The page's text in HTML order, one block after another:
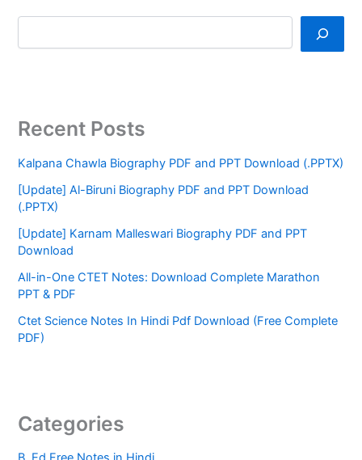
Recent Posts
Kalpana Chawla Biography PDF and PPT Download (.PPTX)
[Update] Al-Biruni Biography PDF and PPT Download
(.PPTX)
[Update] Karnam Malleswari Biography PDF and PPT
Download
All-in-One CTET Notes: Download Complete Marathon
PPT & PDF
Ctet Science Notes In Hindi Pdf Download (Free Complete
PDF)
Categories